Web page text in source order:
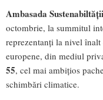
Ambasada
octombrie, la summitul
reprezentanți la nivel
europene, din mediul
55, cel mai ambițios
schimbări climatice.